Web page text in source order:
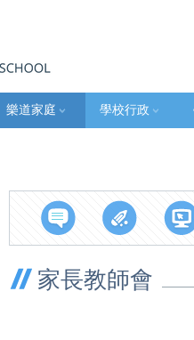
樂道家庭 學校行政
家長教師會